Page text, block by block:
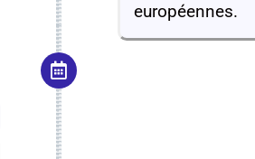
européennes.